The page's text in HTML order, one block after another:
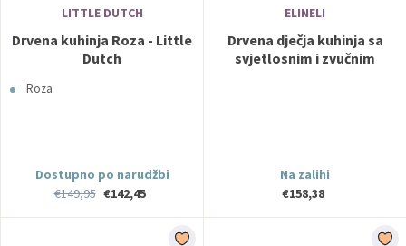
LITTLE DUTCH
Drvena kuhinja Roza - Little
Dutch
Roza
Dostupno po narudžbi
€149,95 €142,45
ELINELI
Drvena dječja kuhinja sa
svjetlosnim i zvučnim
Na zalihi
€158,38